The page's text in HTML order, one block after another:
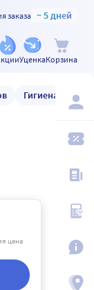
заказа ~ 5 дней
УценкаКорзина
Гигиена и уход
цена